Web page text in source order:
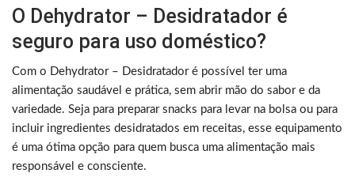
O Dehydrator – Desidratador é
seguro para uso doméstico?
Com o Dehydrator – Desidratador é possível ter uma
alimentação saudável e prática, sem abrir mão do sabor e da
variedade. Seja para preparar snacks para levar na bolsa ou para
incluir ingredientes desidratados em receitas, esse equipamento
é uma ótima opção para quem busca uma alimentação mais
responsável e consciente.